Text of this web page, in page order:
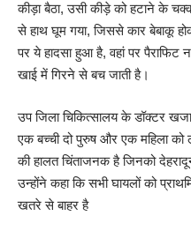
कीड़ा बैठा, उसी कीड़े को हटाने के
से हाथ घूम गया, जिससे कार बेबाकू
पर ये हादसा हुआ है, वहां पर पैराफिट
खाई में गिरने से बच जाती है।
उप जिला चिकित्सालय के डॉक्टर
एक बच्ची दो पुरुष और एक महिला को
की हालत चिंताजनक है जिनको
उन्होंने कहा कि सभी घायलों को
खतरे से बाहर है